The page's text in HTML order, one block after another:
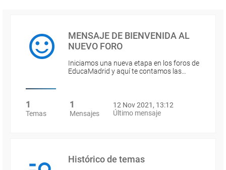
MENSAJE DE BIENVENIDA AL
NUEVO FORO
Iniciamos una nueva etapa en los foros de
EducaMadrid y aquí te contamos las…
1
Temas
1
Mensajes
12 Nov 2021, 13:12
Último mensaje
Histórico de temas